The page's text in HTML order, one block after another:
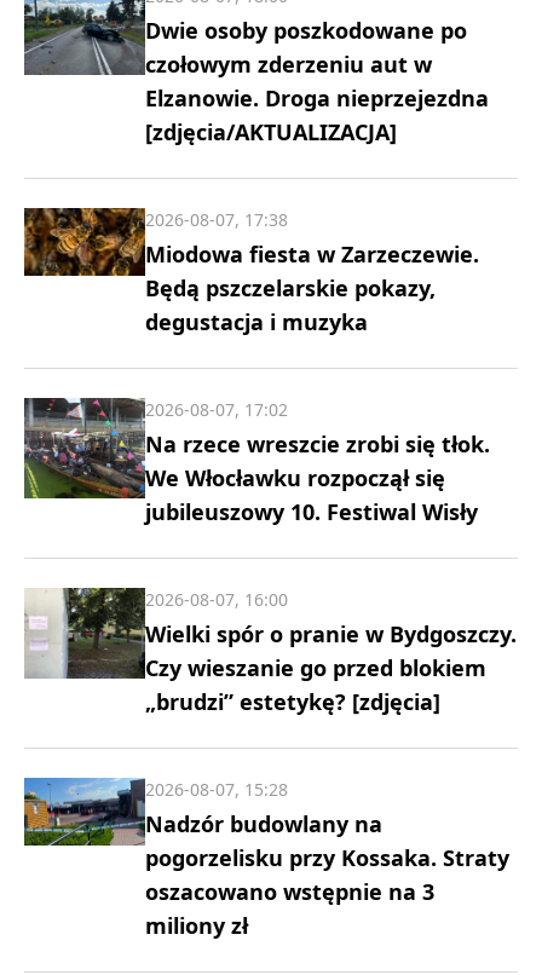
Dwie osoby poszkodowane po
czołowym zderzeniu aut w
Elzanowie. Droga nieprzejezdna
[zdjęcia/AKTUALIZACJA]
Miodowa fiesta w Zarzeczewie.
Będą pszczelarskie pokazy,
degustacja i muzyka
2026-08-07, 17:38
Na rzece wreszcie zrobi się tłok.
We Włocławku rozpoczął się
jubileuszowy 10. Festiwal Wisły
2026-08-07, 17:02
Wielki spór o pranie w Bydgoszczy.
Czy wieszanie go przed blokiem
„brudzi” estetykę? [zdjęcia]
2026-08-07, 16:00
Nadzór budowlany na
pogorzelisku przy Kossaka. Straty
oszacowano wstępnie na 3
miliony zł
2026-08-07, 15:28